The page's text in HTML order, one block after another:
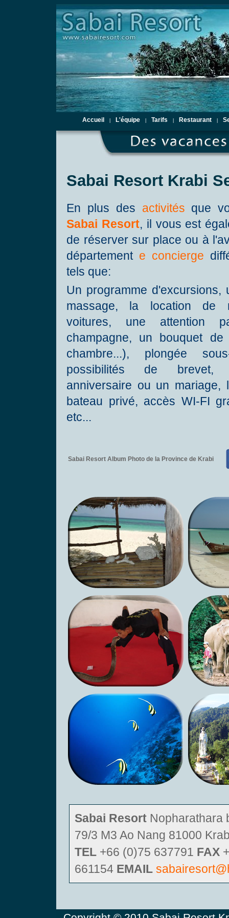
Accueil L'équipe Tarifs Restaurant
Sabai Resort Krabi
En plus des activités que
Sabai Resort, il vous est
de réserver sur place ou à
département e concierge
tels que:
Un programme d'excursions,
massage, la location de
voitures, une attention
champagne, un bouquet
chambre...), plongée
possibilités de brevet,
anniversaire ou un mariage,
bateau privé, accès WI-FI
etc...
Sabai Resort Album Photo de la Province de Krabi
Sabai Resort Nopharathara
79/3 M3 Ao Nang 81000
TEL +66 (0)75 637791 FAX
661154 EMAIL